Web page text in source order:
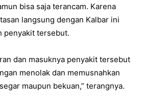
bisa saja terancam. Karena
langsung dengan Kalbar ini
penyakit tersebut.
dan masuknya penyakit tersebut
menolak dan memusnahkan
maupun bekuan,” terangnya.